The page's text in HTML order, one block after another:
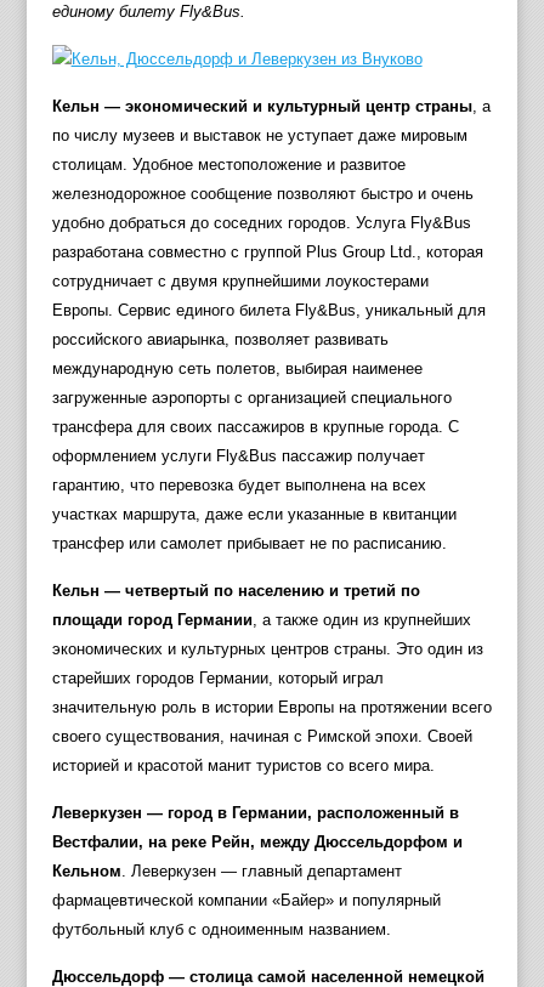
единому билету Fly&Bus.
Кельн — экономический и культурный центр страны, а
по числу музеев и выставок не уступает даже мировым
столицам. Удобное местоположение и развитое
железнодорожное сообщение позволяют быстро и очень
удобно добраться до соседних городов. Услуга Fly&Bus
разработана совместно с группой Plus Group Ltd., которая
сотрудничает с двумя крупнейшими лоукостерами
Европы. Сервис единого билета Fly&Bus, уникальный для
российского авиарынка, позволяет развивать
международную сеть полетов, выбирая наименее
загруженные аэропорты с организацией специального
трансфера для своих пассажиров в крупные города. С
оформлением услуги Fly&Bus пассажир получает
гарантию, что перевозка будет выполнена на всех
участках маршрута, даже если указанные в квитанции
трансфер или самолет прибывает не по расписанию.
Кельн — четвертый по населению и третий по
площади город Германии, а также один из крупнейших
экономических и культурных центров страны. Это один из
старейших городов Германии, который играл
значительную роль в истории Европы на протяжении всего
своего существования, начиная с Римской эпохи. Своей
историей и красотой манит туристов со всего мира.
Леверкузен — город в Германии, расположенный в
Вестфалии, на реке Рейн, между Дюссельдорфом и
Кельном . Леверкузен — главный департамент
фармацевтической компании «Байер» и популярный
футбольный клуб с одноименным названием.
Дюссельдорф — столица самой населенной немецкой